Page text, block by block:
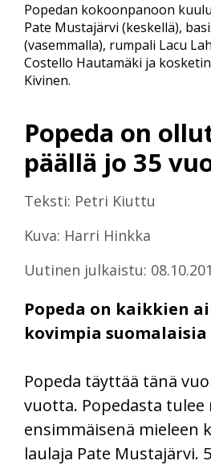
Popeda on
päällä jo 35
Teksti: Petri Kiuttu
Kuva: Harri Hinkka
Uutinen julkaistu:
Popeda on kaikkien
kovimpia
Popedan kokoonpanoon
Pate Mustajärvi (keskellä),
(vasemmalla), rumpali Lacu
Costello Hautamäki ja
Kivinen.
Popeda täyttää tänä
vuotta. Popedasta tulee
ensimmäisenä mieleen
laulaja Pate Mustajärvi.